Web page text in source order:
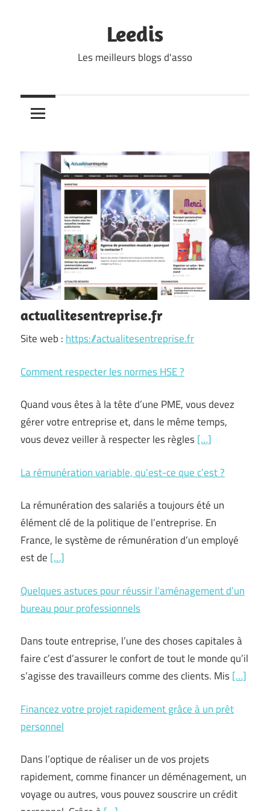
Leedis
Les meilleurs blogs d'asso
actualitesentreprise.fr
Site web : https://actualitesentreprise.fr
Comment respecter les normes HSE ?
Quand vous êtes à la tête d’une PME, vous devez
gérer votre entreprise et, dans le même temps,
vous devez veiller à respecter les règles[…]
La rémunération variable, qu’est-ce que c’est ?
La rémunération des salariés a toujours été un
élément clé de la politique de l’entreprise. En
France, le système de rémunération d’un employé
est de […]
Quelques astuces pour réussir l’aménagement d’un
bureau pour professionnels
Dans toute entreprise, l’une des choses capitales à
faire c’est d’assurer le confort de tout le monde qu’il
s’agisse des travailleurs comme des clients. Mis[…]
Financez votre projet rapidement grâce à un prêt
personnel
Dans l’optique de réaliser un de vos projets
rapidement, comme financer un déménagement, un
voyage ou autres, vous pouvez souscrire un crédit